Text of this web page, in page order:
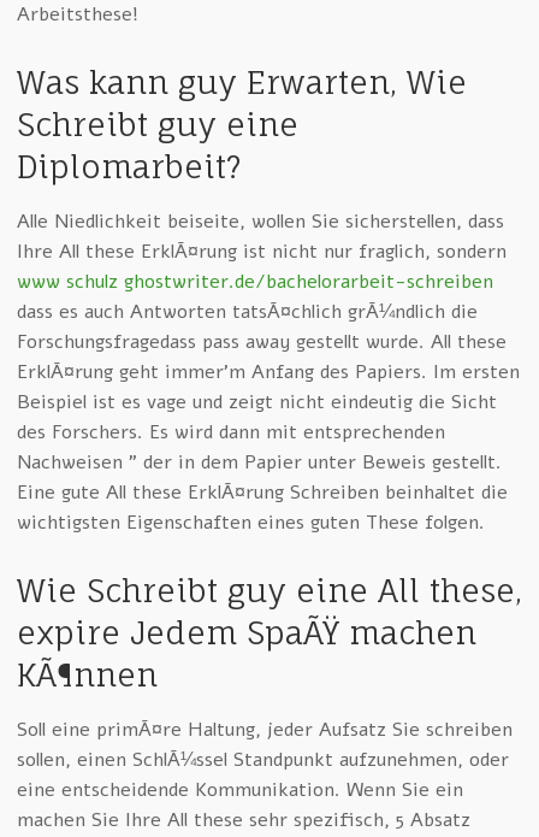
Arbeitsthese!
Was kann guy Erwarten, Wie
Schreibt guy eine
Diplomarbeit?
Alle Niedlichkeit beiseite, wollen Sie sicherstellen, dass
Ihre All these ErklÃ¤rung ist nicht nur fraglich, sondern
www schulz ghostwriter.de/bachelorarbeit-schreiben
dass es auch Antworten tatsÃ¤chlich grÃ¼ndlich die
Forschungsfragedass pass away gestellt wurde. All these
ErklÃ¤rung geht immer’m Anfang des Papiers. Im ersten
Beispiel ist es vage und zeigt nicht eindeutig die Sicht
des Forschers. Es wird dann mit entsprechenden
Nachweisen ” der in dem Papier unter Beweis gestellt.
Eine gute All these ErklÃ¤rung Schreiben beinhaltet die
wichtigsten Eigenschaften eines guten These folgen.
Wie Schreibt guy eine All these,
expire Jedem SpaÃŸ machen
KÃ¶nnen
Soll eine primÃ¤re Haltung, jeder Aufsatz Sie schreiben
sollen, einen SchlÃ¼ssel Standpunkt aufzunehmen, oder
eine entscheidende Kommunikation. Wenn Sie ein
machen Sie Ihre All these sehr spezifisch, 5 Absatz